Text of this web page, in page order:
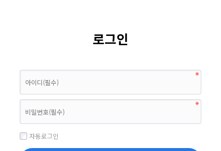
로그인
자동로그인